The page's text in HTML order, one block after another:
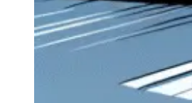
Navigație
Navigație
Navigație
Navigație
Navigație
Navigație Toyota
Portbagaj Plafon Auto